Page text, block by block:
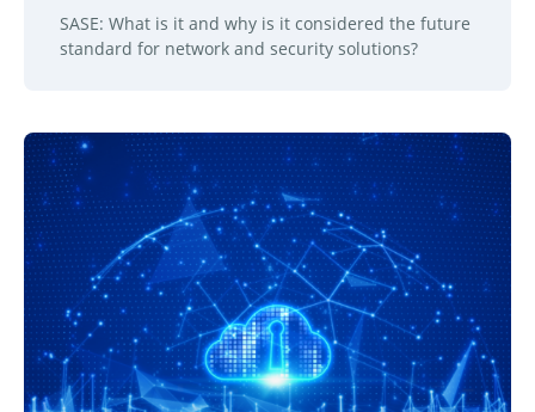
SASE: What is it and why is it considered the future
standard for network and security solutions?